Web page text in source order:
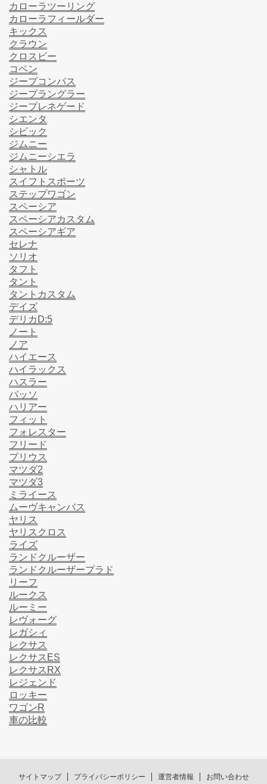
カローラツーリング
カローラフィールダー
キックス
クラウン
クロスビー
コペン
ジープコンパス
ジープラングラー
ジープレネゲード
シエンタ
シビック
ジムニー
ジムニーシエラ
シャトル
スイフトスポーツ
ステップワゴン
スペーシア
スペーシアカスタム
スペーシアギア
セレナ
ソリオ
タフト
タント
タントカスタム
デイズ
デリカD:5
ノート
ノア
ハイエース
ハイラックス
ハスラー
パッソ
ハリアー
フィット
フォレスター
フリード
プリウス
マツダ2
マツダ3
ミライース
ムーヴキャンバス
ヤリス
ヤリスクロス
ライズ
ランドクルーザー
ランドクルーザープラド
リーフ
ルークス
ルーミー
レヴォーグ
レガシィ
レクサス
レクサスES
レクサスRX
レジェンド
ロッキー
ワゴンR
車の比較
サイトマップ プライバシーポリシー 運営者情報 お問い合わせ